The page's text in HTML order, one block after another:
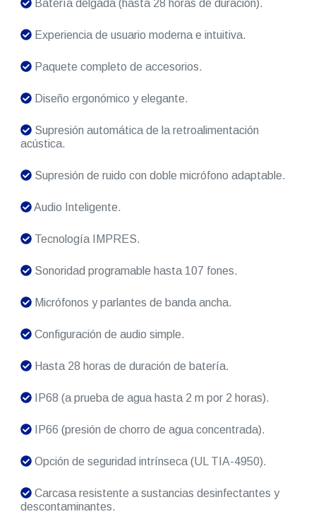
Batería delgada (hasta 28 horas de duración).
Experiencia de usuario moderna e intuitiva.
Paquete completo de accesorios.
Diseño ergonómico y elegante.
Supresión automática de la retroalimentación
acústica.
Supresión de ruido con doble micrófono adaptable.
Audio Inteligente.
Tecnología IMPRES.
Sonoridad programable hasta 107 fones.
Micrófonos y parlantes de banda ancha.
Configuración de audio simple.
Hasta 28 horas de duración de batería.
IP68 (a prueba de agua hasta 2 m por 2 horas).
IP66 (presión de chorro de agua concentrada).
Opción de seguridad intrínseca (UL TIA-4950).
Carcasa resistente a sustancias desinfectantes y
descontaminantes.